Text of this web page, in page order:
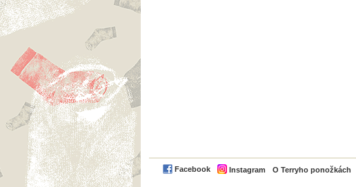
Facebook Instagram O Terryho ponožkách